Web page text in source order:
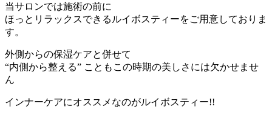
当サロンでは施術の前に
ほっとリラックスできるルイボスティーをご用意しておりま
す。
外側からの保湿ケアと併せて
“内側から整える” こともこの時期の美しさには欠かせませ
ん
インナーケアにオススメなのがルイボスティー!!